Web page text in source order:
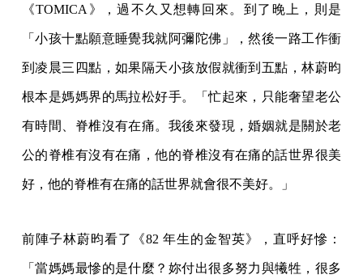
《TOMICA》，過不久又想轉回來。到了晚上，則是
「小孩十點願意睡覺我就阿彌陀佛」，然後一路工作衝
到凌晨三四點，如果隔天小孩放假就衝到五點，林蔚昀
根本是媽媽界的馬拉松好手。「忙起來，只能奢望老公
有時間、脊椎沒有在痛。我後來發現，婚姻就是關於老
公的脊椎有沒有在痛，他的脊椎沒有在痛的話世界很美
好，他的脊椎有在痛的話世界就會很不美好。」
前陣子林蔚昀看了《82 年生的金智英》，直呼好慘：
「當媽媽最慘的是什麼？妳付出很多努力與犧牲，很多